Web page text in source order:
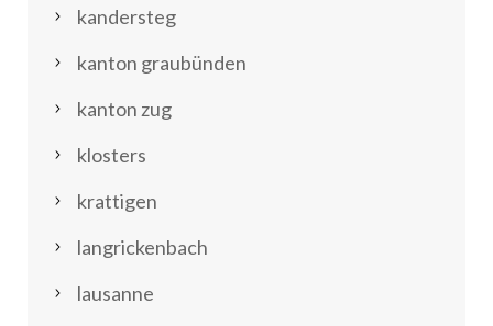
kandersteg
kanton graubünden
kanton zug
klosters
krattigen
langrickenbach
lausanne